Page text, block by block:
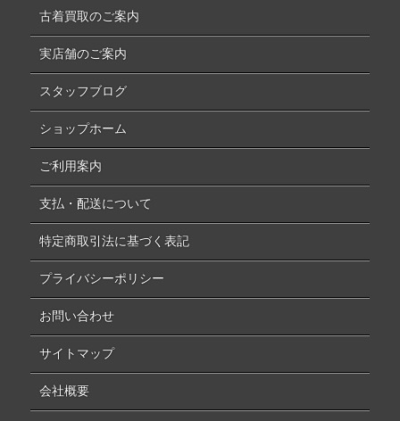
古着買取のご案内
実店舗のご案内
スタッフブログ
ショップホーム
ご利用案内
支払・配送について
特定商取引法に基づく表記
プライバシーポリシー
お問い合わせ
サイトマップ
会社概要